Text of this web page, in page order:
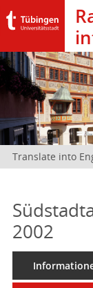
Translate into
2002